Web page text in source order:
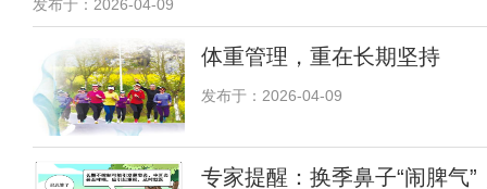
发布于：2026-04-09
体重管理，重在长期坚持
发布于：2026-04-09
专家提醒：换季鼻子“闹脾气